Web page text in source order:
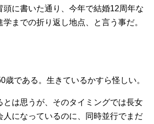
頭に書いた通り、今年で結婚12周年な
までの折り返し地点、と言う事だ。
歳である。生きているかすら怪しい。
とは思うが、そのタイミングでは長女
人になっているのに、同時並行でまだ